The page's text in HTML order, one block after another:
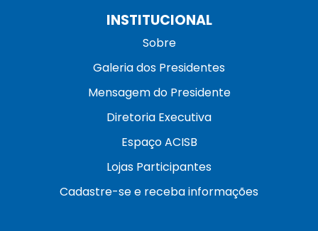
INSTITUCIONAL
Sobre
Galeria dos Presidentes
Mensagem do Presidente
Diretoria Executiva
Espaço ACISB
Lojas Participantes
Cadastre-se e receba informações